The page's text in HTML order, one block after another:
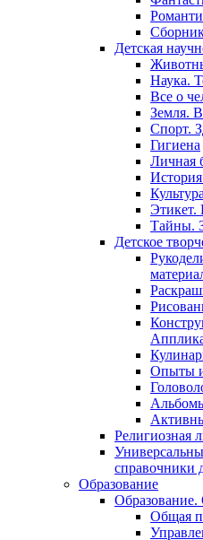
Детская
Наука.
Все о
Земля.
Спорт.
Гигиена
Личная
Этикет.
Тайны.
Детское
Опыты
Религиозная
справочники
Образование
Образование.
Общая